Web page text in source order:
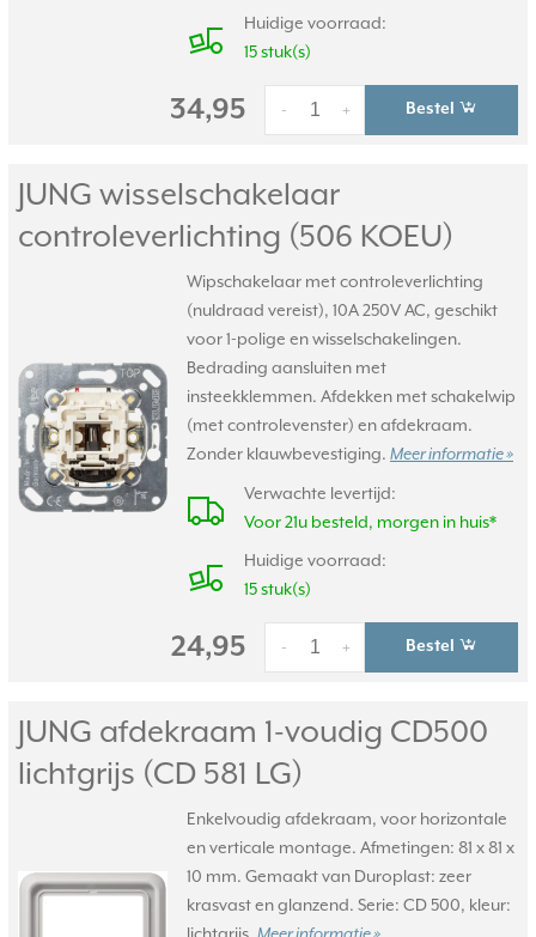
Huidige voorraad:
15 stuk(s)
34,95 +
- Bestel
JUNG wisselschakelaar
controleverlichting (506 KOEU)
Wipschakelaar met controleverlichting
(nuldraad vereist), 10A 250V AC, geschikt
voor 1-polige en wisselschakelingen.
Bedrading aansluiten met
insteekklemmen. Afdekken met schakelwip
(met controlevenster) en afdekraam.
Zonder klauwbevestiging. Meer informatie »
Verwachte levertijd:
Voor 21u besteld, morgen in huis*
Huidige voorraad:
15 stuk(s)
24,95 +
- Bestel
JUNG afdekraam 1-voudig CD500
lichtgrijs (CD 581 LG)
Enkelvoudig afdekraam, voor horizontale
en verticale montage. Afmetingen: 81 x 81 x
10 mm. Gemaakt van Duroplast: zeer
krasvast en glanzend. Serie: CD 500, kleur: